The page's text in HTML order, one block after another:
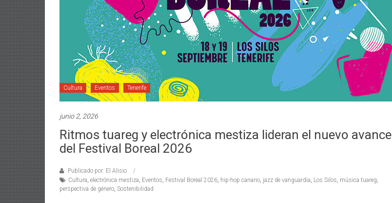
Cultura Eventos Tenerife
junio 2, 2026
Ritmos tuareg y electrónica mestiza lideran el nuevo avance
del Festival Boreal 2026
Publicado por: El Alisio
Cultura, electrónica mestiza, Eventos, Festival Boreal 2026, hip-hop canario, jazz de vanguardia, Los Silos, música tuareg,
perspectiva de género, Sostenibilidad